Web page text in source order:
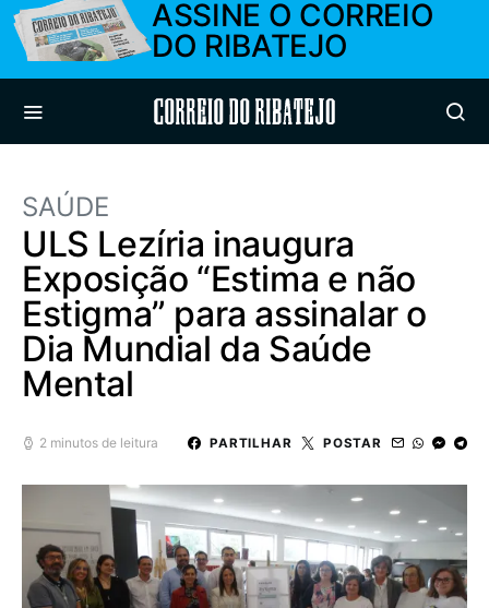
ASSINE O CORREIO
DO RIBATEJO
Correio do Ribatejo
SAÚDE
ULS Lezíria inaugura
Exposição “Estima e não
Estigma” para assinalar o
Dia Mundial da Saúde
Mental
2 minutos de leitura PARTILHAR POSTAR